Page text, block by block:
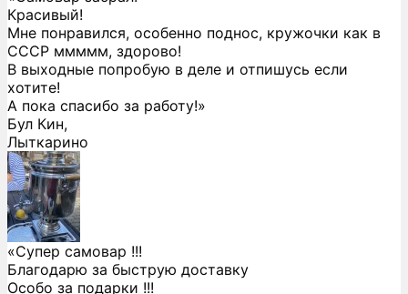
Красивый!
Мне понравился, особенно поднос, кружочки как в
СССР ммммм, здорово!
В выходные попробую в деле и отпишусь если
хотите!
А пока спасибо за работу!»
Бул Кин,
Лыткарино
«Супер самовар !!!
Благодарю за быструю доставку
Особо за подарки !!!